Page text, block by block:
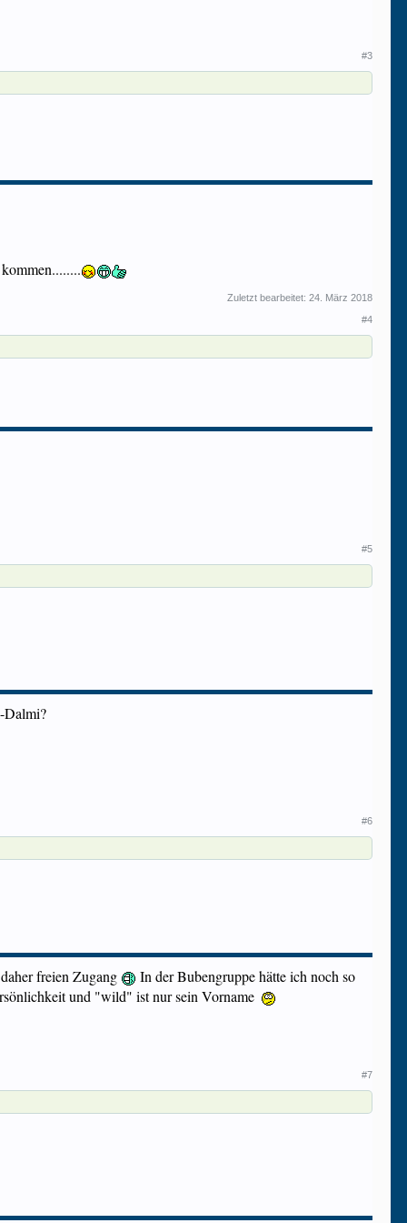
#3
Zuletzt bearbeitet: 24. März 2018
#4
#5
Dalmi?
#6
freien Zugang
In der Bubengruppe hätte ich noch so
und "wild" ist nur sein Vorname
#7